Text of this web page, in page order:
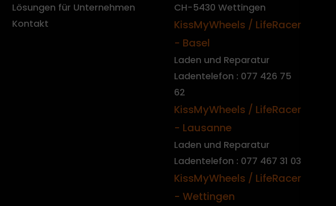
Lösungen für Unternehmen
Kontakt
CH-5430 Wettingen
KissMyWheels / LifeRacer
- Basel
Laden und Reparatur
Ladentelefon : 077 426 75
62
KissMyWheels / LifeRacer
- Lausanne
Laden und Reparatur
Ladentelefon : 077 467 31 03
KissMyWheels / LifeRacer
- Wettingen